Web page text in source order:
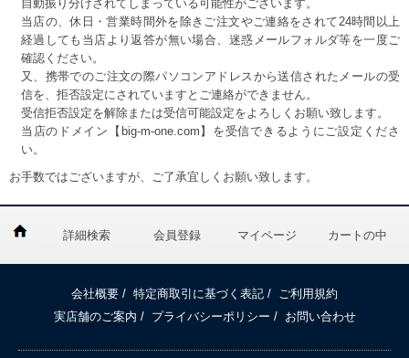
自動振り分けされてしまっている可能性がございます。
当店の、休日・営業時間外を除きご注文やご連絡をされて24時間以上
経過しても当店より返答が無い場合、迷惑メールフォルダ等を一度ご
確認ください。
又、携帯でのご注文の際パソコンアドレスから送信されたメールの受
信を、拒否設定にされていますとご連絡ができません。
受信拒否設定を解除または受信可能設定をよろしくお願い致します。
当店のドメイン【big-m-one.com】を受信できるようにご設定くださ
い。
お手数ではございますが、ご了承宜しくお願い致します。
詳細検索 会員登録 マイページ カートの中
会社概要 / 特定商取引に基づく表記 /
ご利用規約
実店舗のご案内 / プライバシーポリシー / お問い合わせ